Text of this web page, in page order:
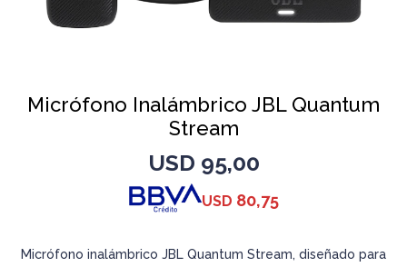
Micrófono Inalámbrico JBL Quantum
Stream
USD 95,00
USD 80,75
Micrófono inalámbrico JBL Quantum Stream, diseñado para